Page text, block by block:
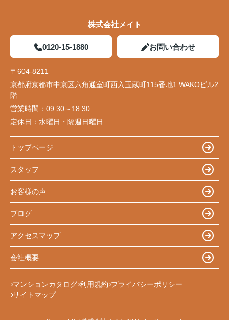
株式会社メイト
0120-15-1880 お問い合わせ
〒604-8211
京都府京都市中京区六角通室町西入玉蔵町115番地1 WAKOビル2
階
営業時間： 09:30～18:30
定休日： 水曜日・隔週日曜日
トップページ
スタッフ
お客様の声
ブログ
アクセスマップ
会社概要
マンションカタログ 利用規約 プライバシーポリシー
サイトマップ